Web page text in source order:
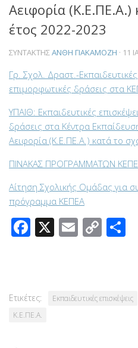
Αειφορία (Κ.Ε.ΠΕ.Α.)
έτος 2022-2023
ΣΥΝΤΆΚΤΗΣΑΝΘΗ ΓΙΑΚΑΜΟΖΗ · 11
Γρ. Σχολ. Δραστ.-
επιμορφωτικές δράσεις στα
ΥΠΑΙΘ: Εκπαιδευτικές
δράσεις στα Κέντρα
Αειφορία (Κ.Ε.ΠΕ.Α.) κατά το
ΠΙΝΑΚΑΣ ΠΡΟΓΡΑΜΜΑΤΩΝ
Αίτηση Σχολικής Ομάδας για
πρόγραμμα ΚΕΠΕΑ
Facebook
X Email
Copy
Ετικέτες: Εκπαιδευτικές επισκέψεις
Κ.Ε.ΠΕ.Α.